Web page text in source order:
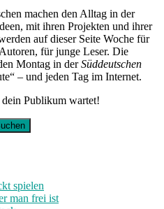
machen den Alltag in der
mit ihren Projekten und ihrer
auf dieser Seite Woche für
für junge Leser. Die
Montag in derSüddeutschen
– und jeden Tag im Internet.
dein Publikum wartet!
spielen
man frei ist